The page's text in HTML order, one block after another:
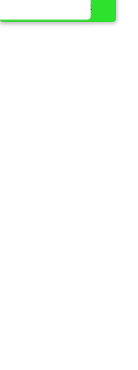
PERSONNALISER